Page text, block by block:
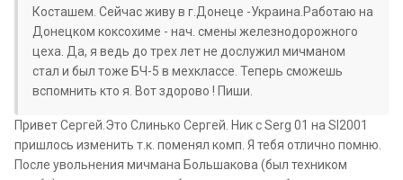
Косташем. Сейчас живу в г.Донеце -Украина.Работаю на
Донецком коксохиме - нач. смены железнодорожного
цеха. Да, я ведь до трех лет не дослужил мичманом
стал и был тоже БЧ-5 в мехклассе. Теперь сможешь
вспомнить кто я. Вот здорово ! Пиши.
Привет Сергей.Это Слинько Сергей. Ник с Serg 01 на Sl2001
пришлось изменить т.к. поменял комп. Я тебя отлично помню.
После увольнения мичмана Большакова (был техником